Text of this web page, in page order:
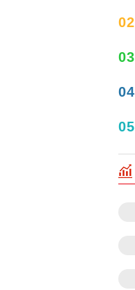
02
03
04
05